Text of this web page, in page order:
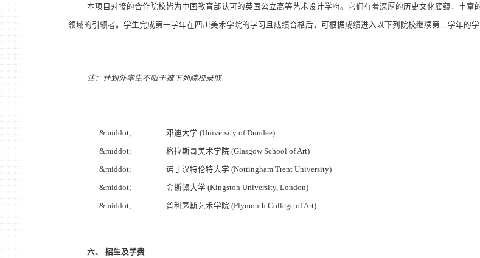
本项目对接的合作院校皆为中国教育部认可的英国公立高等艺术设计学府。它们有着深厚的历史文化底蕴，丰
领域的引领者。学生完成第一学年在四川美术学院的学习且成绩合格后，可根据成绩进入以下列院校继续第二学年的学
注：计划外学生不限于被下列院校录取
&middot; 邓迪大学 (University of Dundee)
&middot; 格拉斯哥美术学院 (Glasgow School of Art)
&middot; 诺丁汉特伦特大学 (Nottingham Trent University)
&middot; 金斯顿大学 (Kingston University, London)
&middot; 普利茅斯艺术学院 (Plymouth College of Art)
六、 招生及学费